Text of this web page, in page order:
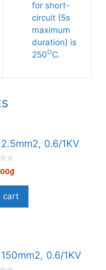
for short-
circuit (5s
maximum
duration) is
250OC.
0.6/1KV
₫
cart
0.6/1KV